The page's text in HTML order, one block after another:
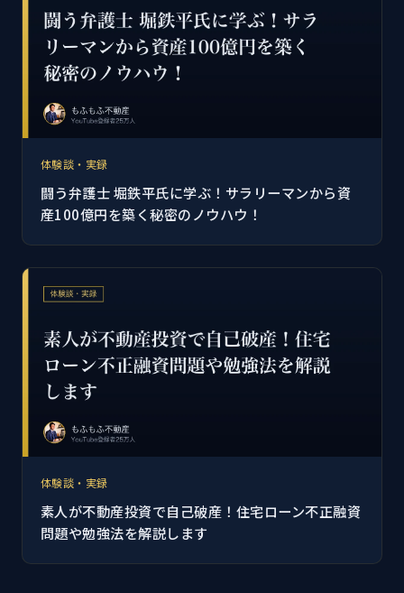
体験談・実録
闘う弁護士 堀鉄平氏に学ぶ！サラリーマンから資
産100億円を築く秘密のノウハウ！
体験談・実録
素人が不動産投資で自己破産！住宅ローン不正融資
問題や勉強法を解説します